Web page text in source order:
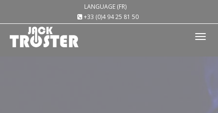
LANGUAGE (FR)
+33 (0)4 94 25 81 50